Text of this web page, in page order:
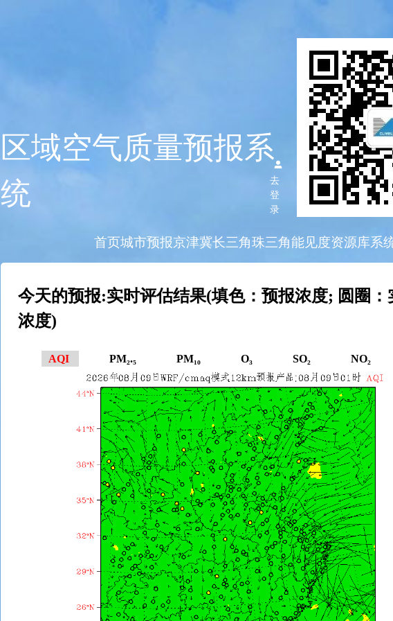
区域空气质量预报系
统
去
登
录
首页城市预报京津冀长三角珠三角能见度资源库系
今天的预报:实时评估结果(填色：预报浓度; 圆圈：
浓度)
AQI PM₂.₅ PM₁₀ O₃ SO₂ NO₂